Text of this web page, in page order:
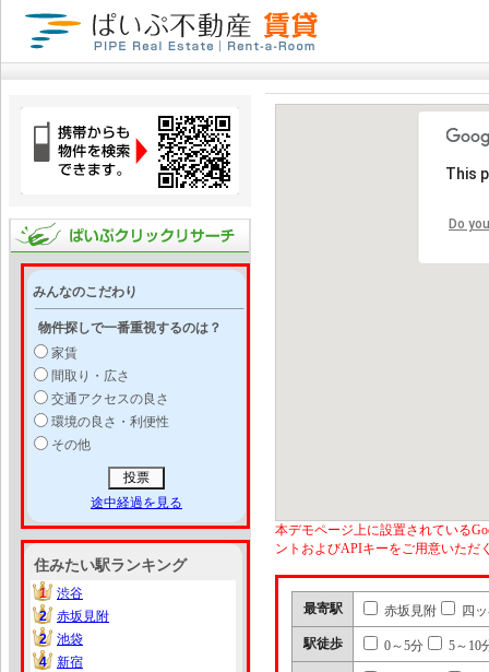
みんなのこだわり
物件探しで一番重視するのは？
家賃
間取り・広さ
交通アクセスの良さ
環境の良さ・利便性
その他
途中経過を見る
住みたい駅ランキング
1
1
渋谷
2
2
赤坂見附
2
2
池袋
4
4
新宿
This
Do
本デモページ上に設置されている
ントおよびAPIキーをご用意いただ
最寄駅 赤坂見附 四
駅徒歩 0～5分 5～10